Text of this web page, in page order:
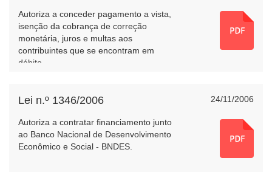
Autoriza a conceder pagamento a vista,
isenção da cobrança de correção
monetária, juros e multas aos
contribuintes que se encontram em
débito.
24/11/2006
Lei n.º 1346/2006
Autoriza a contratar financiamento junto
ao Banco Nacional de Desenvolvimento
Econômico e Social - BNDES.